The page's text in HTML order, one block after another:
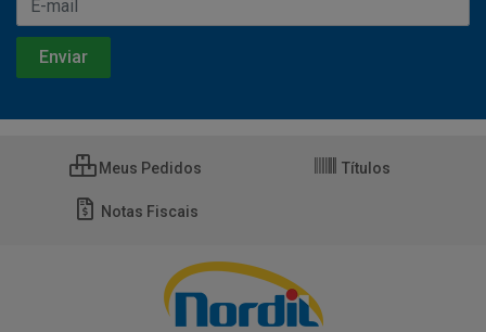
Meus Pedidos Títulos
Notas Fiscais